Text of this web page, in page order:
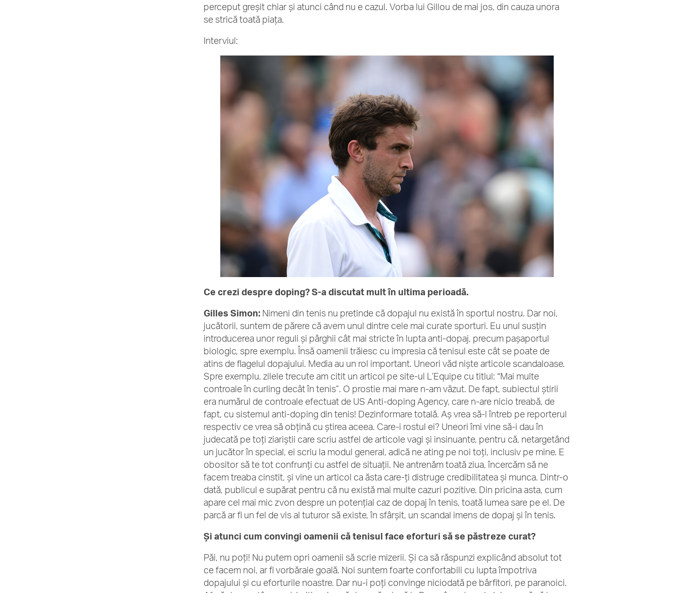
perceput greșit chiar și atunci când nu e cazul. Vorba lui Gillou de mai jos, din cauza unora
se strică toată piața.
Interviul:
Ce crezi despre doping? S-a discutat mult în ultima perioadă.
Gilles Simon: Nimeni din tenis nu pretinde că dopajul nu există în sportul nostru. Dar noi,
jucătorii, suntem de părere că avem unul dintre cele mai curate sporturi. Eu unul susțin
introducerea unor reguli și pârghii cât mai stricte în lupta anti-dopaj, precum pașaportul
biologic, spre exemplu. Însă oamenii trăiesc cu impresia că tenisul este cât se poate de
atins de flagelul dopajului. Media au un rol important. Uneori văd niște articole scandaloase.
Spre exemplu, zilele trecute am citit un articol pe site-ul L’Equipe cu titlul: “Mai multe
controale în curling decât în tenis”. O prostie mai mare n-am văzut. De fapt, subiectul știrii
era numărul de controale efectuat de US Anti-doping Agency, care n-are nicio treabă, de
fapt, cu sistemul anti-doping din tenis! Dezinformare totală. Aș vrea să-l întreb pe reporterul
respectiv ce vrea să obțină cu știrea aceea. Care-i rostul ei? Uneori îmi vine să-i dau în
judecată pe toți ziariștii care scriu astfel de articole vagi și insinuante, pentru că, netargetând
un jucător în special, ei scriu la modul general, adică ne ating pe noi toți, inclusiv pe mine. E
obositor să te tot confrunți cu astfel de situații. Ne antrenăm toată ziua, încercăm să ne
facem treaba cinstit, și vine un articol ca ăsta care-ți distruge credibilitatea și munca. Dintr-o
dată, publicul e supărat pentru că nu există mai multe cazuri pozitive. Din pricina asta, cum
apare cel mai mic zvon despre un potențial caz de dopaj în tenis, toată lumea sare pe el. De
parcă ar fi un fel de vis al tuturor să existe, în sfârșit, un scandal imens de dopaj și în tenis.
Și atunci cum convingi oamenii că tenisul face eforturi să se păstreze curat?
Păi, nu poți! Nu putem opri oamenii să scrie mizerii. Și ca să răspunzi explicând absolut tot
ce facem noi, ar fi vorbăraie goală. Noi suntem foarte confortabili cu lupta împotriva
dopajului și cu eforturile noastre. Dar nu-i poți convinge niciodată pe bârfitori, pe paranoici.